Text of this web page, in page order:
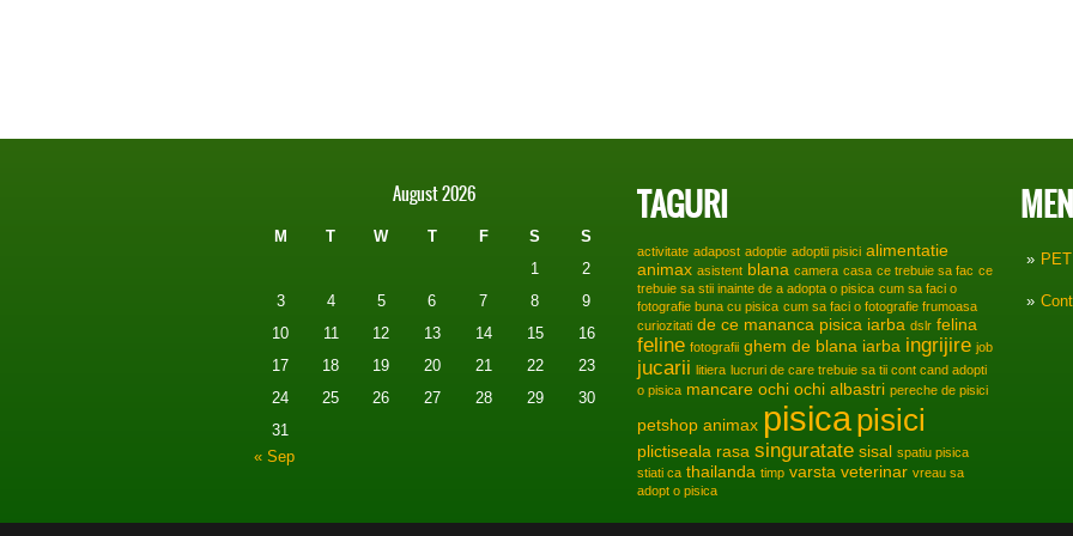
August 2026
M T W T F S
S
1
2
3
4 5 6 7 8
9
10
11 12 13 14 15
16
17
18 19 20 21 22
23
24
25 26 27 28 29
30
31
« Sep
TAGURI
activitate adapost adoptie adoptii pisici alimentatie
animax asistent blana camera casa ce trebuie sa fac ce
trebuie sa stii inainte de a adopta o pisica cum sa faci o
fotografie buna cu pisica cum sa faci o fotografie frumoasa
curiozitati de ce mananca pisica iarba dslr felina
feline fotografii ghem de blana iarba ingrijire job
jucarii litiera lucruri de care trebuie sa tii cont cand adopti
o pisica mancare ochi ochi albastri pereche de pisici
petshop animax pisicapisici
plictiseala rasa singuratate sisal spatiu pisica
stiati ca thailanda timp varsta veterinar vreau sa
adopt o pisica